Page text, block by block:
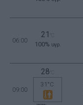
06:00
21
100% υγρ.
09:00
28
31°C